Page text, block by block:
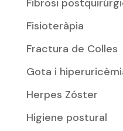
Fisioteràpia
Fractura de Colles
Gota i
Herpes Zóster
Higiene postural